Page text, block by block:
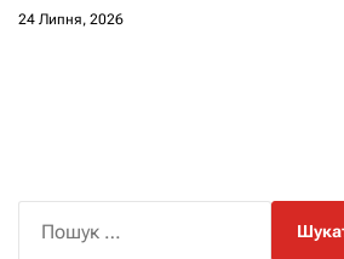
24 Липня, 2026